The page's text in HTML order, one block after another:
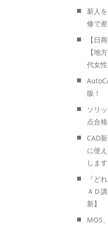
新人
修で
【日
【地
代女
版！
ソリ
点合
CAD
に使
します
『ど
ＡＤ
新】
MOS